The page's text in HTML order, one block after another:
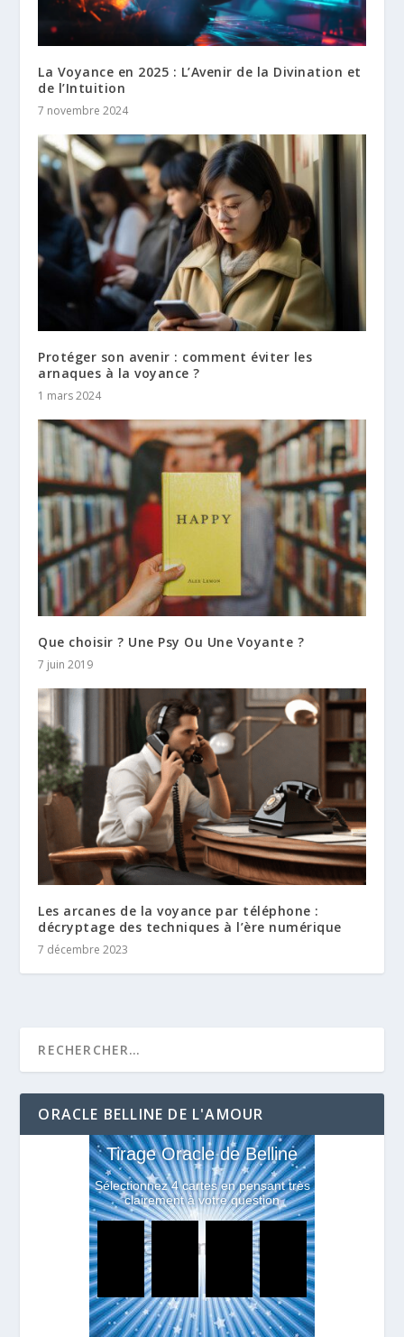
La Voyance en 2025 : L’Avenir de la Divination et
de l’Intuition
7 novembre 2024
Protéger son avenir : comment éviter les
arnaques à la voyance ?
1 mars 2024
Que choisir ? Une Psy Ou Une Voyante ?
7 juin 2019
Les arcanes de la voyance par téléphone :
décryptage des techniques à l’ère numérique
7 décembre 2023
ORACLE BELLINE DE L'AMOUR